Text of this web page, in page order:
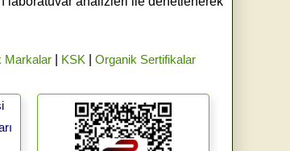
Markalar| KSK Organik Sertifikalar